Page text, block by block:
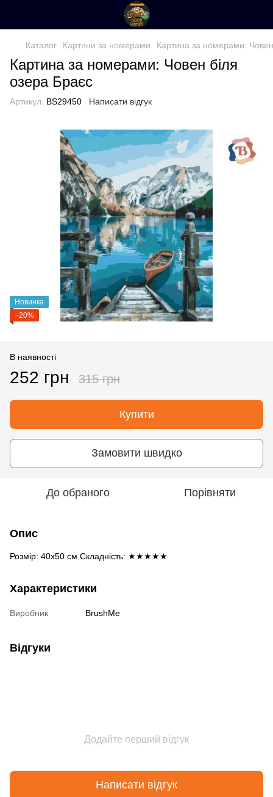
Каталог Картини за номерами Картина за номерами:
Картина за номерами: Човен біля
озера Браєс
Артикул: BS29450 Написати відгук
Новинка
−20%
В наявності
252 грн 315 грн
Купити
Замовити швидко
До обраного Порівняти
Опис
Розмір: 40х50 см Складність: ★★★★★
Характеристики
Виробник BrushMe
Відгуки
Додайте перший відгук
Написати відгук